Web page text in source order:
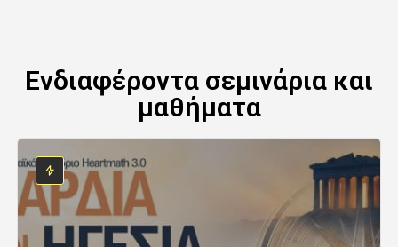
Ενδιαφέροντα σεμινάρια και
μαθήματα